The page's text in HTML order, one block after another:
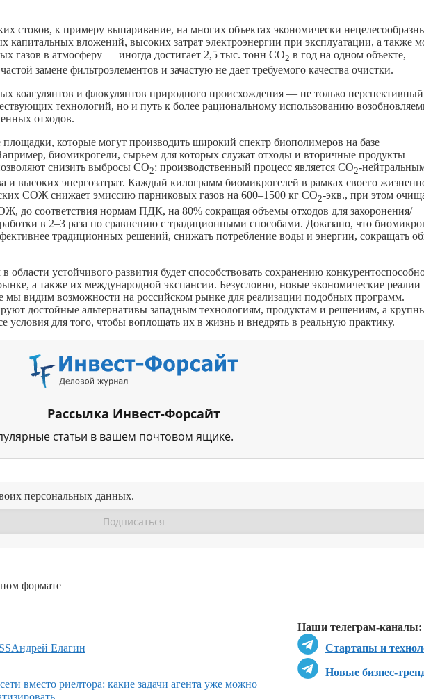
стоков, к примеру выпаривание, на многих объектах экономически
капитальных вложений, высоких затрат электроэнергии при эксплуатации, а также
газов в атмосферу — иногда достигает 2,5 тыс. тонн CO2 в год на одном объекте,
замене фильтроэлементов и зачастую не дает требуемого качества очистки.
коагулянтов и флокулянтов природного происхождения — не только перспективный
технологий, но и путь к более рациональному использованию
отходов.
которые могут производить широкий спектр биополимеров на базе
биомикрогели, сырьем для которых служат отходы и вторичные продукты
снизить выбросы CO2: производственный процесс является CO2-
и высоких энергозатрат. Каждый килограмм биомикрогелей в рамках своего
СОЖ снижает эмиссию парниковых газов на 600–1500 кг СО2-экв., при этом
до соответствия нормам ПДК, на 80% сокращая объемы отходов для захоронения/
в 2–3 раза по сравнению с традиционными способами. Доказано, что
традиционных решений, снижать потребление воды и энергии, сокращать
области устойчивого развития будет способствовать сохранению
а также их международной экспансии. Безусловно, новые экономические реалии
мы видим возможности на российском рынке для реализации подобных программ.
достойные альтернативы западным технологиям, продуктам и решениям, а
условия для того, чтобы воплощать их в жизнь и внедрять в реальную практику.
Рассылка Инвест-Форсайт
статьи в вашем почтовом ящике.
персональных данных.
формате
Наши телеграм-каналы:
Стартапы и
Новые бизнес-
Андрей Елагин
вместо риелтора: какие задачи агента уже можно